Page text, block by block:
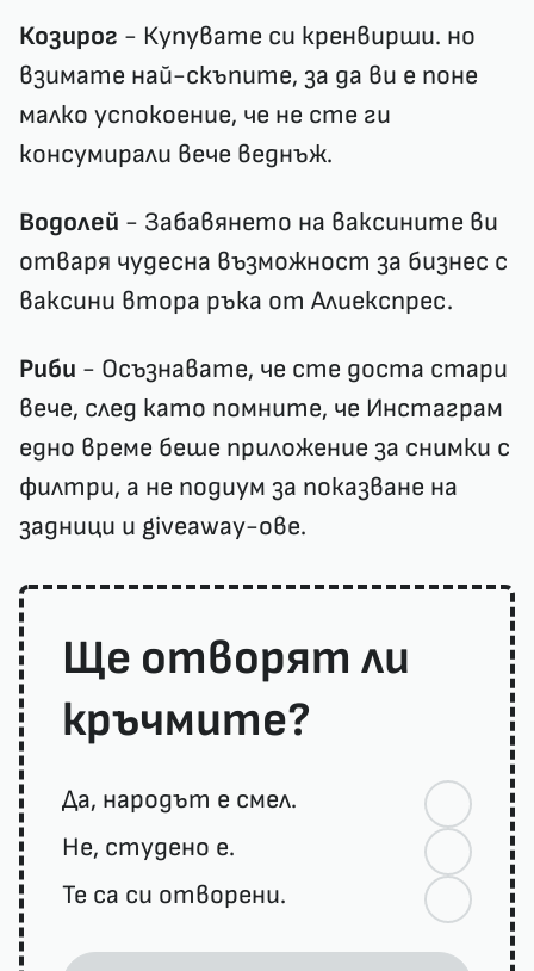
Козирог - Купувате си кренвирши. но
взимате най-скъпите, за да ви е поне
малко успокоение, че не сте ги
консумирали вече веднъж.
Водолей - Забавянето на ваксините ви
отваря чудесна възможност за бизнес с
ваксини втора ръка от Алиекспрес.
Риби - Осъзнавате, че сте доста стари
вече, след като помните, че Инстаграм
едно време беше приложение за снимки с
филтри, а не подиум за показване на
задници и giveaway-ове.
Ще отворят ли
кръчмите?
Да, народът е смел.
Не, студено е.
Те са си отворени.